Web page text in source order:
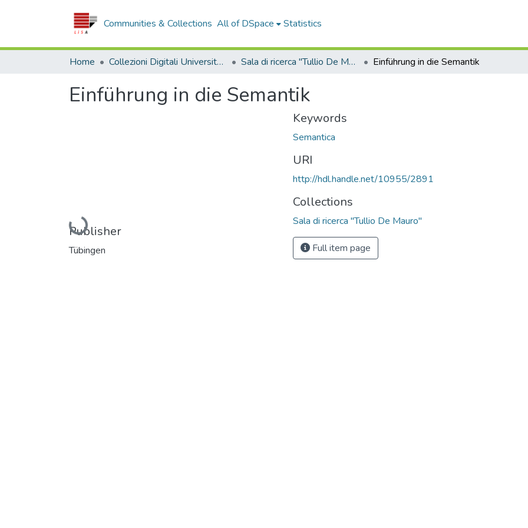
Communities & Collections All of DSpace Statistics
Home Collezioni Digitali Università della Calabria Sala di ricerca "Tullio De Mauro" Einführung in die Semantik
Einführung in die Semantik
Loading...
Publisher
Tübingen
Keywords
Semantica
URI
http://hdl.handle.net/10955/2891
Collections
Sala di ricerca "Tullio De Mauro"
Full item page